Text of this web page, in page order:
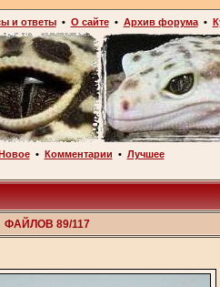
и ответы• О сайте• Архив форума•
• Комментарии • Лучшее
ФАЙЛОВ 89/117